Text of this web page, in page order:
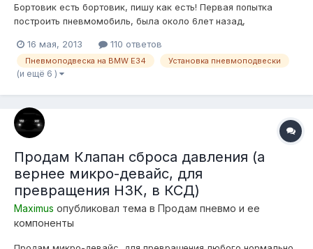
Бортовик есть бортовик, пишу как есть! Первая попытка
построить пневмомобиль, была около 6лет назад,
минимальными знаниями и большим желанием постройки
пневмы, собирая информацию в интерене по крупинкам, не
нашел иного выхода как подобрать подушки ТУПО...
16 мая, 2013 110 ответов
Пневмоподвеска на BMW E34 Установка пневмоподвески
(и ещё 6 )
Продам Клапан сброса давления (а
вернее микро-девайс, для
превращения НЗК, в КСД)
Maximus опубликовал тема в Продам пневмо и ее
компоненты